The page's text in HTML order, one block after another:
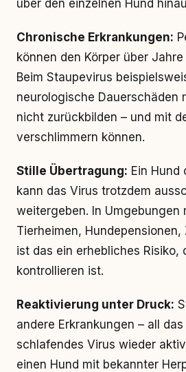
über den einzelnen Hund
Chronische Erkrankungen:
können den Körper über
Beim Staupevirus
neurologische Dauerschäden
nicht zurückbilden – und mit
verschlimmern können.
Stille Übertragung: Ein Hund
kann das Virus trotzdem
weitergeben. In Umgebungen
Tierheimen,
ist das ein erhebliches Risiko,
kontrollieren ist.
Reaktivierung unter Druck:
andere Erkrankungen – all
schlafendes Virus wieder
einen Hund mit bekannter